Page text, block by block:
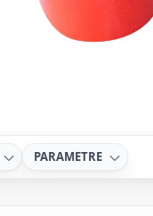
PARAMETRE